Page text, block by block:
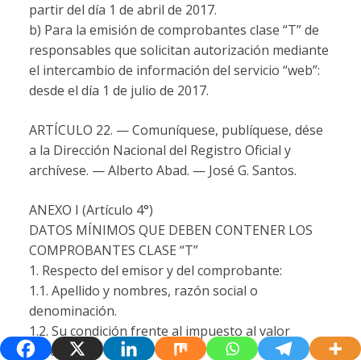
partir del día 1 de abril de 2017.
b) Para la emisión de comprobantes clase “T” de
responsables que solicitan autorización mediante
el intercambio de información del servicio “web”:
desde el día 1 de julio de 2017.
ARTÍCULO 22. — Comuníquese, publíquese, dése
a la Dirección Nacional del Registro Oficial y
archívese. — Alberto Abad. — José G. Santos.
ANEXO I (Artículo 4°)
DATOS MÍNIMOS QUE DEBEN CONTENER LOS
COMPROBANTES CLASE “T”
1. Respecto del emisor y del comprobante:
1.1. Apellido y nombres, razón social o
denominación.
1.2. Su condición frente al impuesto al valor
agregado.